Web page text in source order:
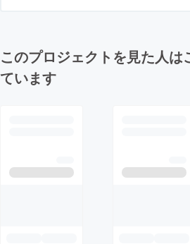
このプロジェクトを見た人は
ています